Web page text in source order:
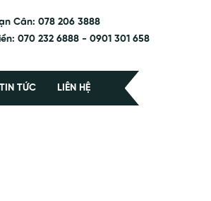
Cân: 078 206 3888
070 232 6888 - 0901 301 658
TIN TỨC LIÊN HỆ